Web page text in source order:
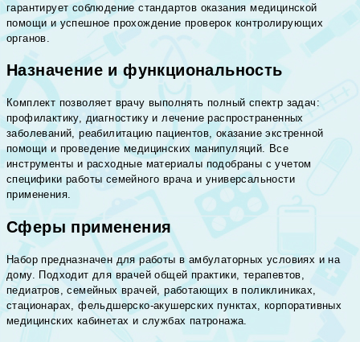
гарантирует соблюдение стандартов оказания медицинской
помощи и успешное прохождение проверок контролирующих
органов.
Назначение и функциональность
Комплект позволяет врачу выполнять полный спектр задач:
профилактику, диагностику и лечение распространенных
заболеваний, реабилитацию пациентов, оказание экстренной
помощи и проведение медицинских манипуляций. Все
инструменты и расходные материалы подобраны с учетом
специфики работы семейного врача и универсальности
применения.
Сферы применения
Набор предназначен для работы в амбулаторных условиях и на
дому. Подходит для врачей общей практики, терапевтов,
педиатров, семейных врачей, работающих в поликлиниках,
стационарах, фельдшерско-акушерских пунктах, корпоративных
медицинских кабинетах и службах патронажа.